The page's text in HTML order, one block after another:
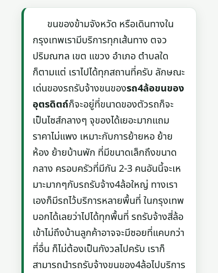
ขนของข้ามจังหวัด หรือเดินทางใน
กรุงเทพเรามีบริการทุกเส้นทาง ตจว
ปริมณฑล เขต แขวง อำเภอ ตำบลใด
ก็ตามแต่ เราไปได้ทุกสถานที่ครับ ลักษณะ
เด่นของรถรับจ้างขนของรถ4ล้อขนของ
อุตรดิตถ์ก็จะอยู่ที่ขนาดของตัวรถก็จะ
เป็นไซส์กลางๆ จุของได้เยอะมากแถม
ราคาไม่แพง เหมาะกับการย้ายหอ ย้าย
ห้อง ย้ายบ้านพัก ที่มีขนาดเล็กถึงขนาด
กลาง ครอบครัวที่มีกัน 2-3 คนอันนี้จะเห
มาะมากๆกับรถรับจ้าง4ล้อใหญ่ ทางเรา
เองก็มีรถไว้บริการหลายพื้นที่ ในกรุงเทพ
บอกได้เลยว่าไปได้ทุกพื้นที่ รถรับจ้างสี่ล้อ
เข้าไม่ถึงบ้านลูกค้าอาจจะมีซอยที่แคบกว่า
ที่อื่น ก็ไม่ต้องเป็นกังวลไปครับ เราก็
สามารถนำรถรับจ้างขนของ4ล้อไปบริการ